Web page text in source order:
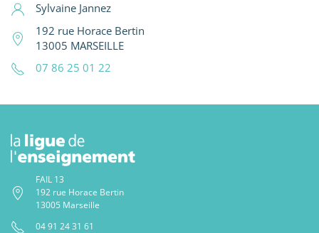
Sylvaine Jannez
192 rue Horace Bertin
13005 MARSEILLE
07 86 25 01 22
FAIL 13
192 rue Horace Bertin
13005 Marseille
04 91 24 31 61